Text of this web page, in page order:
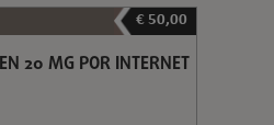
€ 50,00
20 MG POR INTERNET